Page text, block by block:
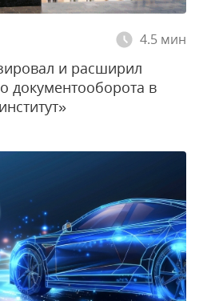
4.5 мин
и расширил
документооборота в